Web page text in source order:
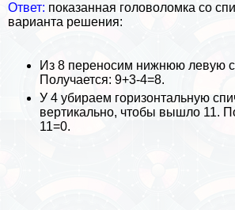
Ответ: показанная головоломка со
варианта решения:
Из 8 переносим нижнюю левую
Получается: 9+3-4=8.
У 4 убираем горизонтальную
вертикально, чтобы вышло 11.
11=0.